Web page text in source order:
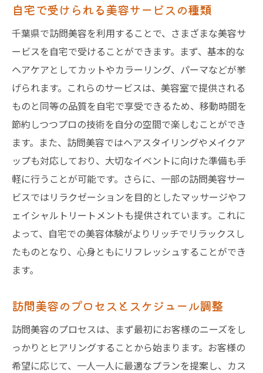
日常生活に取り入れる訪問美容のすすめ
訪問美容の料金体系千葉県でお得に利用する方
法
訪問美容の料金プランの種類と選び方
千葉県での訪問美容の相場を知る
コストパフォーマンスの良い訪問美容サー
予算に合わせた訪問美容の選び方
割引や特典を利用してお得に利用する方法
長期契約での料金優遇制度について
訪問美容の流れ千葉県でのスムーズな予約方法
訪問美容の予約ステップを理解する
オンライン予約のメリットと方法
希望に合った美容師の選び方
千葉県でおすすめの予約プラットフォーム
訪問美容がもたらす高齢者への嬉しい利点とは
自宅で受けられる美容サービスの種類
千葉県で訪問美容を利用することで、さまざまな美容サ
ービスを自宅で受けることができます。まず、基本的な
ヘアケアとしてカットやカラーリング、パーマなどが挙
げられます。これらのサービスは、美容室で提供される
ものと同等の品質を自宅で享受できるため、移動時間を
節約しつつプロの技術を自分の空間で楽しむことができ
ます。また、訪問美容ではヘアスタイリングやメイクア
ップも対応しており、大切なイベントに向けた準備も手
軽に行うことが可能です。さらに、一部の訪問美容サー
ビスではリラクゼーションを目的としたマッサージやフ
ェイシャルトリートメントも提供されています。これに
よって、自宅での美容体験がよりリッチでリラックスし
たものとなり、心身ともにリフレッシュすることができ
ます。
訪問美容のプロセスとスケジュール調整
訪問美容のプロセスは、まず最初にお客様のニーズをし
っかりとヒアリングすることから始まります。お客様の
希望に応じて、一人一人に最適なプランを提案し、カス